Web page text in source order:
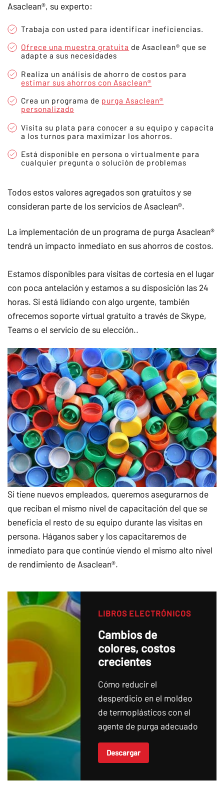
Asaclean®, su experto:
Trabaja con usted para identificar ineficiencias.
Ofrece una muestra gratuita de Asaclean® que se
adapte a sus necesidades
Realiza un análisis de ahorro de costos para
estimar sus ahorros con Asaclean®
Crea un programa de purga Asaclean®
personalizado
Visita su plata para conocer a su equipo y capacita
a los turnos para maximizar los ahorros.
Está disponible en persona o virtualmente para
cualquier pregunta o solución de problemas
Todos estos valores agregados son gratuitos y se
consideran parte de los servicios de Asaclean®.
La implementación de un programa de purga Asaclean®
tendrá un impacto inmediato en sus ahorros de costos.
Estamos disponibles para visitas de cortesía en el lugar
con poca antelación y estamos a su disposición las 24
horas. Si está lidiando con algo urgente, también
ofrecemos soporte virtual gratuito a través de Skype,
Teams o el servicio de su elección..
Si tiene nuevos empleados, queremos asegurarnos de
que reciban el mismo nivel de capacitación del que se
beneficia el resto de su equipo durante las visitas en
persona. Háganos saber y los capacitaremos de
inmediato para que continúe viendo el mismo alto nivel
de rendimiento de Asaclean®.
LIBROS ELECTRÓNICOS
Cambios de
colores, costos
crecientes
Cómo reducir el
desperdicio en el moldeo
de termoplásticos con el
agente de purga adecuado
Descargar